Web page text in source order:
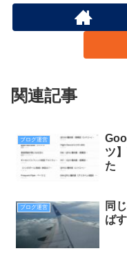
関連記事
ブログ運営
ツ
た
ブログ運営
同
ばす